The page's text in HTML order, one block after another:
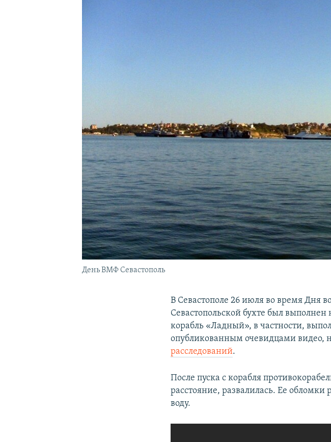
День ВМФ Севастополь
В Севастополе 26 июля во время Дня
Севастопольской бухте был
корабль «Ладный», в частности,
опубликованным очевидцами видео,
расследований.
После пуска с корабля
расстояние, развалилась. Ее обломки
воду.